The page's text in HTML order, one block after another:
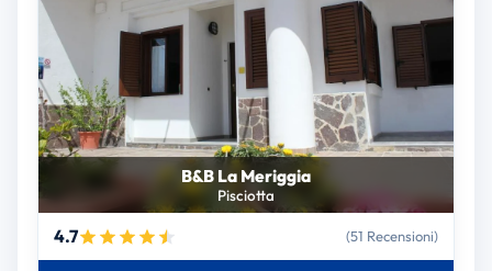
B&B La Meriggia
Pisciotta
4.7 (51 Recensioni)